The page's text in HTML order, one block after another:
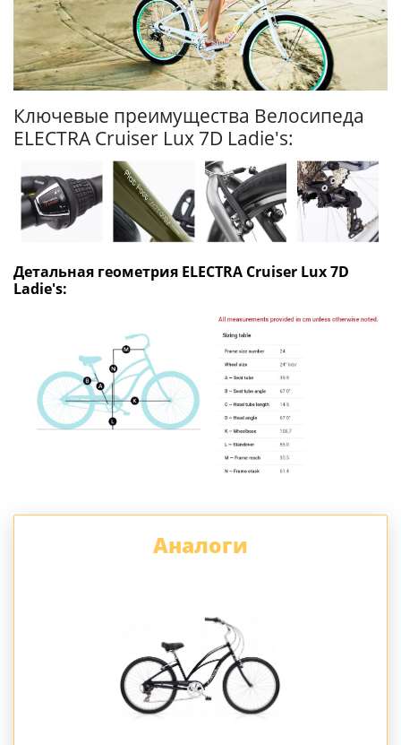
Ключевые преимущества Велосипеда
ELECTRA Cruiser Lux 7D Ladie's:
Детальная геометрия ELECTRA Cruiser Lux 7D
Ladie's:
Аналоги